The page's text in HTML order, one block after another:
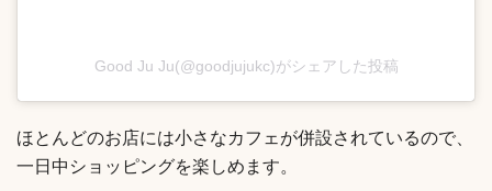
Good Ju Ju(@goodjujukc)がシェアした投稿
ほとんどのお店には小さなカフェが併設されているので、
一日中ショッピングを楽しめます。